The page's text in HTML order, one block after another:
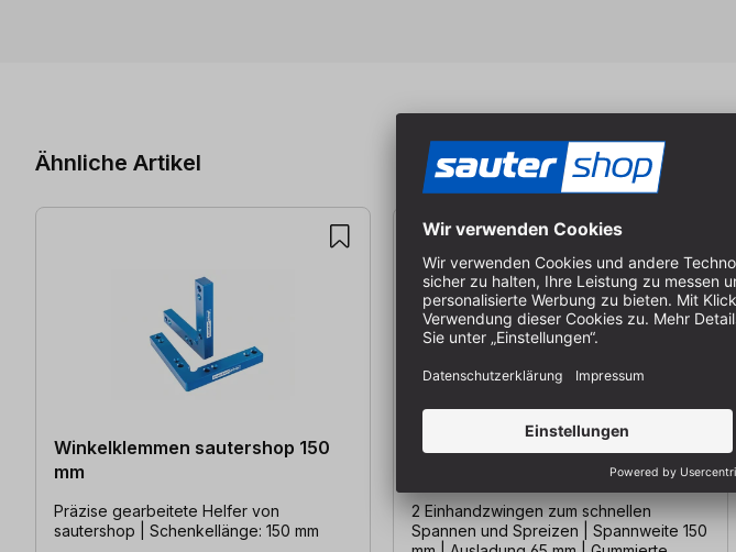
Ähnliche Artikel
Winkelklemmen sautershop 150
mm
Präzise gearbeitete Helfer von
sautershop | Schenkellänge: 150 mm
sauter Einhandzwingen MIDI, 150
2 Einhandzwingen zum schnellen
Spannen und Spreizen | Spannweite 150